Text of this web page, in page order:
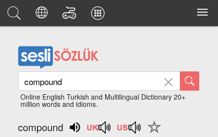
Online English Turkish and Multilingual Dictionary 20+
million words and idioms.
compound